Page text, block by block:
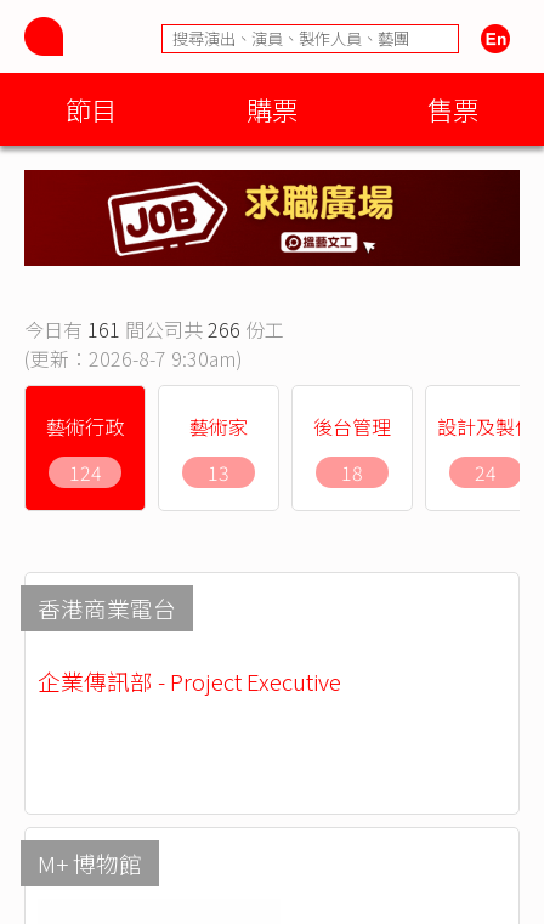
節目 購票 售票
今日有 161 間公司共266 份工
(更新：2026-8-7 9:30am)
藝術行政
124
藝術家
13
後台管理
18
設計及製作
24
香港商業電台
企業傳訊部 - Project Executive
M+ 博物館